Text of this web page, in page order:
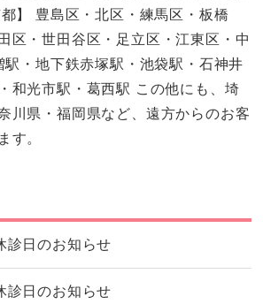
】 豊島区・北区・練馬区・板橋
区・世田谷区・足立区・江東区・中
駅・地下鉄赤塚駅・池袋駅・石神井
和光市駅・葛西駅 この他にも、埼
川県・福岡県など、遠方からのお客
す。
診日のお知らせ
診日のお知らせ